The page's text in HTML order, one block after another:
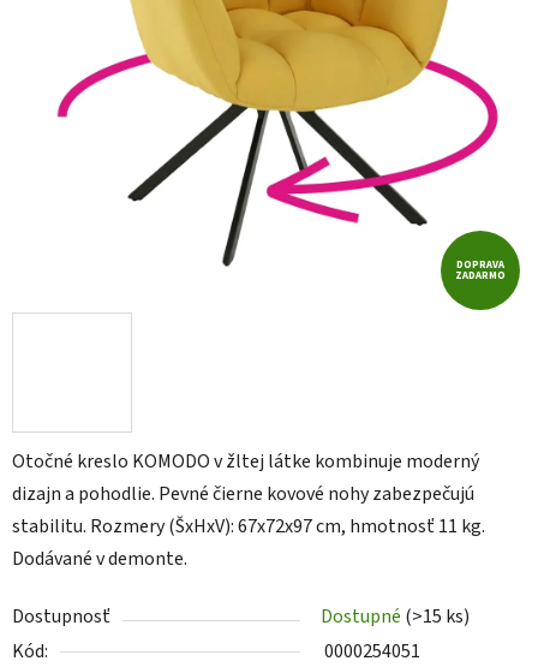
Otočné kreslo KOMODO v žltej látke kombinuje moderný
dizajn a pohodlie. Pevné čierne kovové nohy zabezpečujú
stabilitu. Rozmery (ŠxHxV): 67x72x97 cm, hmotnosť 11 kg.
Dodávané v demonte.
Dostupnosť Dostupné (>15 ks)
Kód:
0000254051
DOPRAVA
ZADARMO